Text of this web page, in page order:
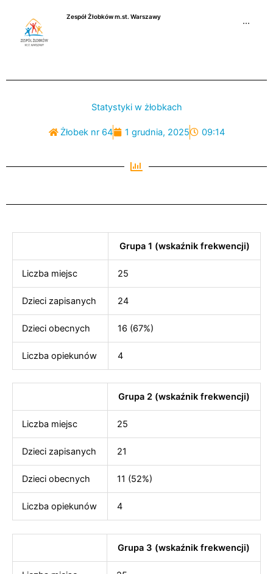
Zespół Żłobków m.st. Warszawy
···
Statystyki w żłobkach
Żłobek nr 64 1 grudnia, 2025 09:14
Grupa 1 (wskaźnik frekwencji)
Liczba miejsc 25
Dzieci zapisanych 24
Dzieci obecnych 16 (67%)
Liczba opiekunów 4
Grupa 2 (wskaźnik frekwencji)
Liczba miejsc 25
Dzieci zapisanych 21
Dzieci obecnych 11 (52%)
Liczba opiekunów 4
Grupa 3 (wskaźnik frekwencji)